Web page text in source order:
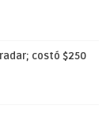
costó $250